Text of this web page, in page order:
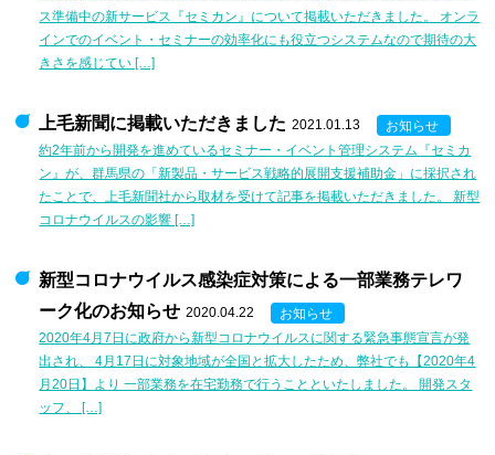
ス準備中の新サービス『セミカン』について掲載いただきました。 オンラ
インでのイベント・セミナーの効率化にも役立つシステムなので期待の大
きさを感じてい […]
上毛新聞に掲載いただきました 2021.01.13
お知らせ
約2年前から開発を進めているセミナー・イベント管理システム『セミカ
ン』が、群馬県の「新製品・サービス戦略的展開支援補助金」に採択され
たことで、上毛新聞社から取材を受けて記事を掲載いただきました。 新型
コロナウイルスの影響 […]
新型コロナウイルス感染症対策による一部業務テレワ
ーク化のお知らせ 2020.04.22
お知らせ
2020年4月7日に政府から新型コロナウイルスに関する緊急事態宣言が発
出され、 4月17日に対象地域が全国と拡大したため、弊社でも【2020年4
月20日】より 一部業務を在宅勤務で行うことといたしました。 開発スタ
ッフ、 […]